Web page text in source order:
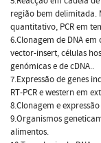
região bem delimitada.
quantitativo, PCR em
6.Clonagem de DNA
vector-insert, células
genómicas e de cDNA..
7.Expressão de genes
RT-PCR e western em
8.Clonagem e
9.Organismos
alimentos.